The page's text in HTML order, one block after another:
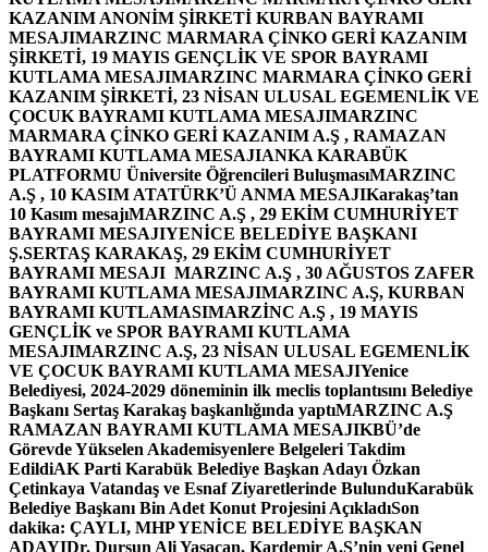
KAZANIM ANONİM ŞİRKETİ KURBAN BAYRAMI
MESAJIMARZINC MARMARA ÇİNKO GERİ KAZANIM
ŞİRKETİ, 19 MAYIS GENÇLİK VE SPOR BAYRAMI
KUTLAMA MESAJIMARZINC MARMARA ÇİNKO GERİ
KAZANIM ŞİRKETİ, 23 NİSAN ULUSAL EGEMENLİK VE
ÇOCUK BAYRAMI KUTLAMA MESAJIMARZINC
MARMARA ÇİNKO GERİ KAZANIM A.Ş , RAMAZAN
BAYRAMI KUTLAMA MESAJIANKA KARABÜK
PLATFORMU Üniversite Öğrencileri BuluşmasıMARZINC
A.Ş , 10 KASIM ATATÜRK’Ü ANMA MESAJIKarakaş’tan
10 Kasım mesajıMARZINC A.Ş , 29 EKİM CUMHURİYET
BAYRAMI MESAJIYENİCE BELEDİYE BAŞKANI
Ş.SERTAŞ KARAKAŞ, 29 EKİM CUMHURİYET
BAYRAMI MESAJI MARZINC A.Ş , 30 AĞUSTOS ZAFER
BAYRAMI KUTLAMA MESAJIMARZINC A.Ş, KURBAN
BAYRAMI KUTLAMASIMARZİNC A.Ş , 19 MAYIS
GENÇLİK ve SPOR BAYRAMI KUTLAMA
MESAJIMARZINC A.Ş, 23 NİSAN ULUSAL EGEMENLİK
VE ÇOCUK BAYRAMI KUTLAMA MESAJIYenice
Belediyesi, 2024-2029 döneminin ilk meclis toplantısını Belediye
Başkanı Sertaş Karakaş başkanlığında yaptıMARZINC A.Ş
RAMAZAN BAYRAMI KUTLAMA MESAJIKBÜ’de
Görevde Yükselen Akademisyenlere Belgeleri Takdim
EdildiAK Parti Karabük Belediye Başkan Adayı Özkan
Çetinkaya Vatandaş ve Esnaf Ziyaretlerinde BulunduKarabük
Belediye Başkanı Bin Adet Konut Projesini AçıkladıSon
dakika: ÇAYLI, MHP YENİCE BELEDİYE BAŞKAN
ADAYIDr. Dursun Ali Yaşacan, Kardemir A.Ş’nin yeni Genel